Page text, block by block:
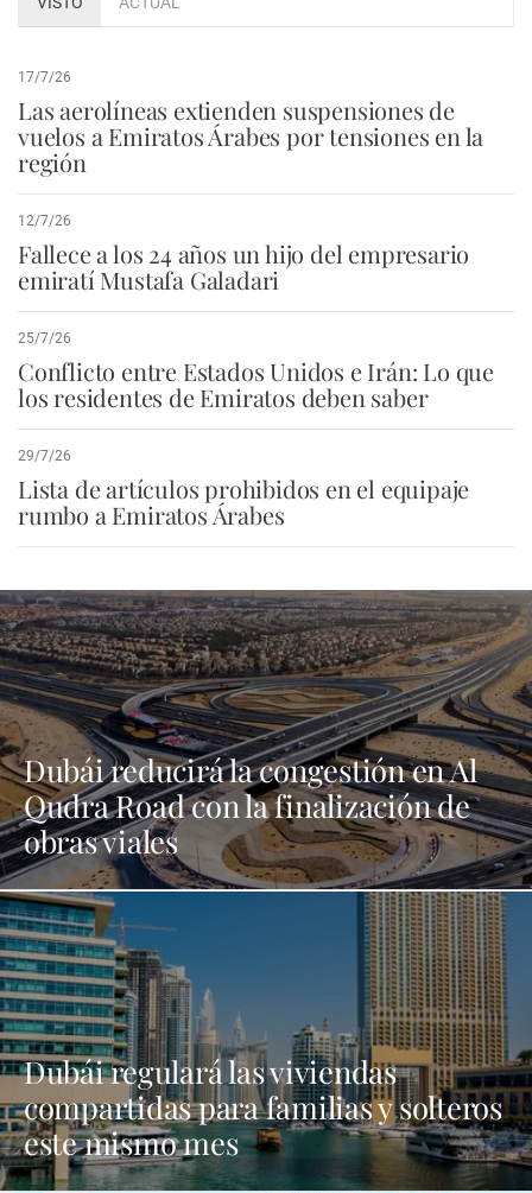
17/7/26
Las aerolíneas extienden suspensiones de
vuelos a Emiratos Árabes por tensiones en la
región
12/7/26
Fallece a los 24 años un hijo del empresario
emiratí Mustafa Galadari
25/7/26
Conflicto entre Estados Unidos e Irán: Lo que
los residentes de Emiratos deben saber
29/7/26
Lista de artículos prohibidos en el equipaje
rumbo a Emiratos Árabes
Dubái reducirá la congestión en Al
Qudra Road con la finalización de
obras viales
Dubái regulará las viviendas
compartidas para familias y solteros
este mismo mes